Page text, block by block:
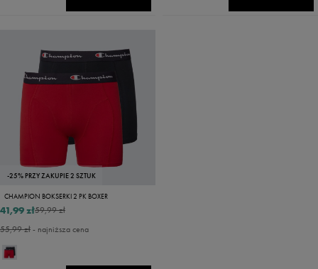
-25% PRZY ZAKUPIE 2 SZTUK
CHAMPION BOKSERKI 2 PK BOXER
59,99 zł
41,99 zł
55,99 zł- najniższa cena